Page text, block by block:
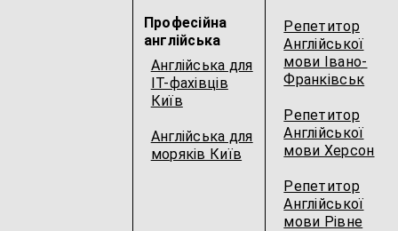
Професійна
англійська
Англійська для
IT-фахівців
Київ
Англійська для
моряків Київ
Репетитор
Англійської
мови Івано-
Франківськ
Репетитор
Англійської
мови Херсон
Репетитор
Англійської
мови Рівне